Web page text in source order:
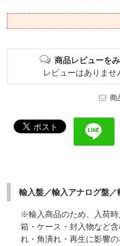
商品レビューを
レビューはありませ
商
輸入盤／輸入アナログ盤
※輸入商品のため、入荷
箱・ケース・封入物など
れ・角潰れ・再生に影響